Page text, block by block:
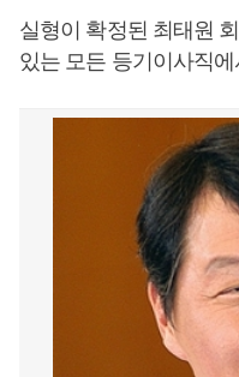
실형이 확정된 최태원
있는 모든 등기이사직